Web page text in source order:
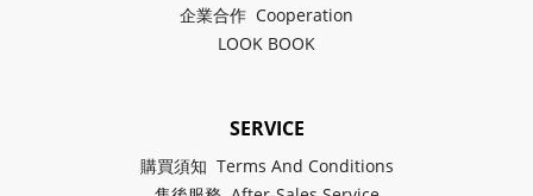
企業合作 Cooperation
LOOK BOOK
SERVICE
購買須知 Terms And Conditions